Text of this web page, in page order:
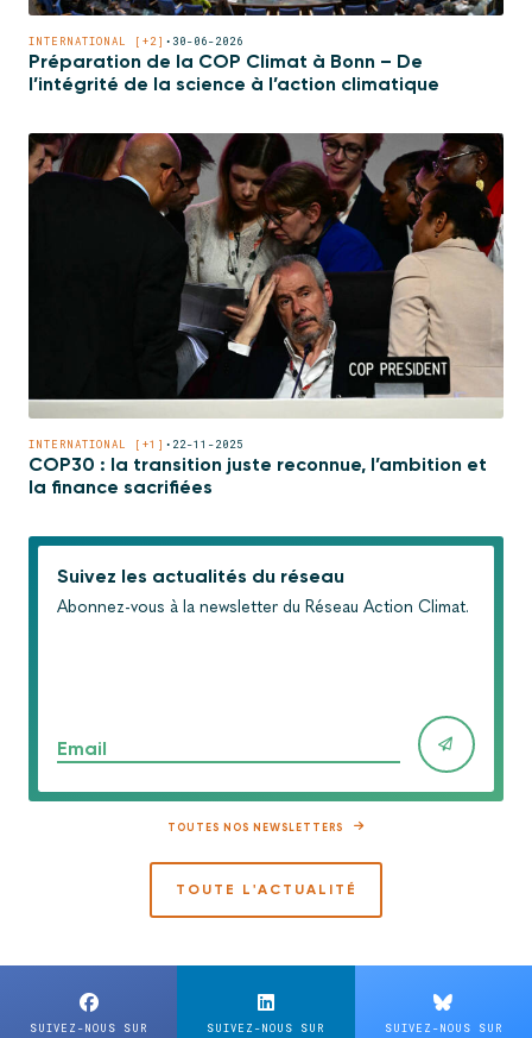
INTERNATIONAL [+2] • 30-06-2026
Préparation de la COP Climat à Bonn – De
l’intégrité de la science à l’action climatique
INTERNATIONAL [+1] • 22-11-2025
COP30 : la transition juste reconnue, l’ambition et
la finance sacrifiées
Suivez les actualités du réseau
Abonnez-vous à la newsletter du Réseau Action Climat.
Email
TOUTES NOS NEWSLETTERS
TOUTE L'ACTUALITÉ
SUIVEZ-NOUS SUR SUIVEZ-NOUS SUR SUIVEZ-NOUS SUR